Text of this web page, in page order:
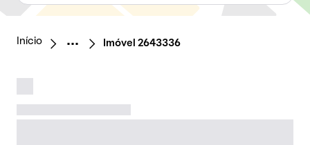
Início Imóvel 2643336